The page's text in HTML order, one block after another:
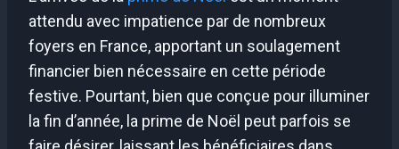
attendu avec impatience par de nombreux
foyers en France, apportant un soulagement
financier bien nécessaire en cette période
festive. Pourtant, bien que conçue pour illuminer
la fin d’année, la prime de Noël peut parfois se